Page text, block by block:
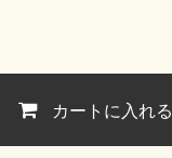
カートに入れる